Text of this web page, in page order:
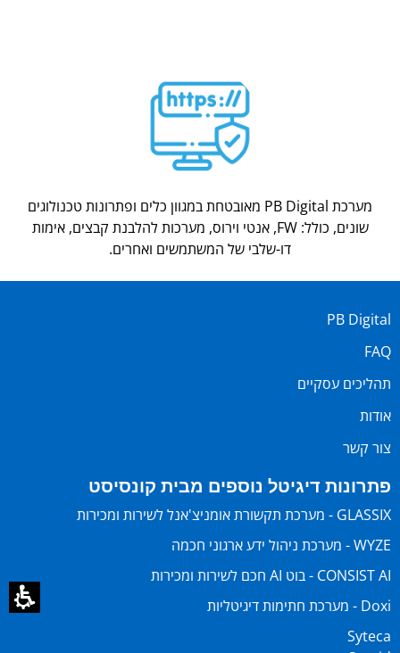
מערכת PB Digital מאובטחת במגוון כלים ופתרונות טכנולוגים
שונים, כולל: FW, אנטי וירוס, מערכות להלבנת קבצים, אימות
דו-שלבי של המשתמשים ואחרים.
PB Digital
FAQ
תהליכים עסקיים
אודות
צור קשר
פתרונות דיגיטל נוספים מבית קונסיסט
GLASSIX - מערכת תקשורת אומניצ'אנל לשירות ומכירות
WYZE - מערכת ניהול ידע ארגוני חכמה
CONSIST AI - בוט AI חכם לשירות ומכירות
Doxi - מערכת חתימות דיגיטליות
Syteca